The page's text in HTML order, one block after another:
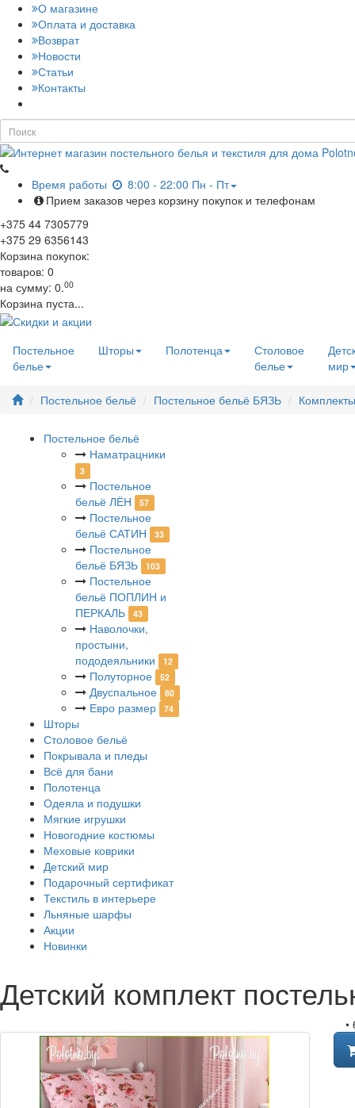
О магазине
Оплата и доставка
Возврат
Новости
Статьи
Контакты
Время работы
8:00 - 22:00 Пн - Пт
Прием заказов через корзину покупок и телефонам
+375 44 7305779
+375 29 6356143
Корзина покупок:
товаров: 0
на сумму: 0.00
Корзина пуста...
Постельное
белье
Шторы Полотенца
Столовое
белье
мир
Постельное бельё Постельное бельё БЯЗЬ
Постельное бельё
Наматрацники
3
Постельное
бельё ЛЁН
57
Постельное
бельё САТИН
33
Постельное
бельё БЯЗЬ
103
Постельное
бельё ПОПЛИН и
ПЕРКАЛЬ
43
Наволочки,
простыни,
пододеяльники
12
Полуторное 52
Двуспальное 80
Евро размер 74
Шторы
Столовое бельё
Покрывала и пледы
Всё для бани
Полотенца
Одеяла и подушки
Мягкие игрушки
Новогодние костюмы
Меховые коврики
Детский мир
Подарочный сертификат
Текстиль в интерьере
Льняные шарфы
Акции
Новинки
Детский комплект
•